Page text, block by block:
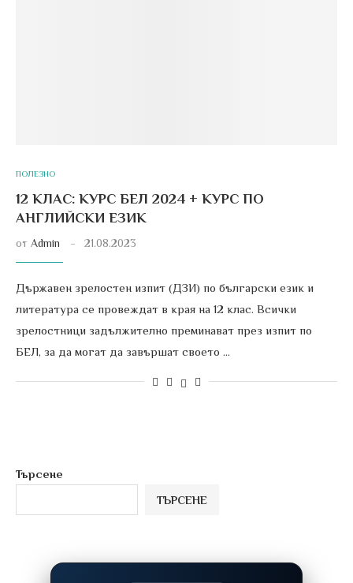
ПОЛЕЗНО
12 КЛАС: КУРС БЕЛ 2024 + КУРС ПО
АНГЛИЙСКИ ЕЗИК
от Admin 21.08.2023
Държавен зрелостен изпит (ДЗИ) по български език и
литература се провеждат в края на 12 клас. Всички
зрелостници задължително преминават през изпит по
БЕЛ, за да могат да завършат своето …
Търсене
ТЪРСЕНЕ